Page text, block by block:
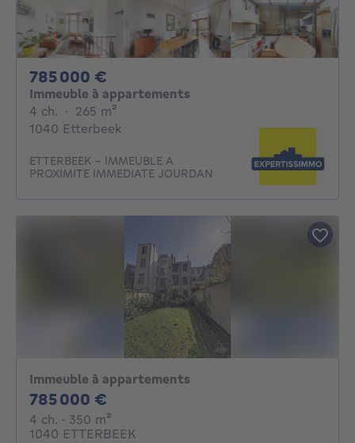
785 000 €
Immeuble à appartements
4 ch. 4 chambres
· 265 m²
1040 Etterbeek
ETTERBEEK - IMMEUBLE A
PROXIMITE IMMEDIATE JOURDAN
Immeuble à appartements
785 000 €
4 ch. 4 chambres
· 350 m²
1040 ETTERBEEK